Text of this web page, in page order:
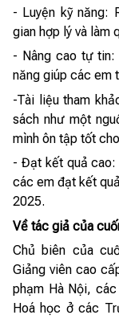
- Luyện kỹ năng:
gian hợp lý và làm
- Nâng cao tự
năng giúp các em
-Tài liệu tham
sách như một
mình ôn tập tốt
- Đạt kết quả cao:
các em đạt kết
2025.
Về tác giả của
Chủ biên của
Giảng viên cao
phạm Hà Nội,
Hoá học ở các